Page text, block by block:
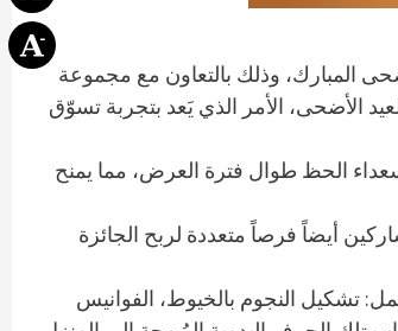
المبارك، وذلك بالتعاون مع مجموعة
رائعة تصل قيمتها إلى 200 ألف درهم في الفترة من 15 يونيو حتى ثانِ أيام العيد الأضحى، الأمر الذي يَعد بتجربة تسوّق
التسوّق مقابل 200 درهم أو أكثر في أي من متاجر أرابيان سنتر، على أن يتم اختيار 22 رابحاً من سعداء الحظ طوال فترة العرض، مما يمنح
أيضاً فرصاً متعددة لربح الجائزة
تشكيل النجوم بالخيوط، الفوانيس